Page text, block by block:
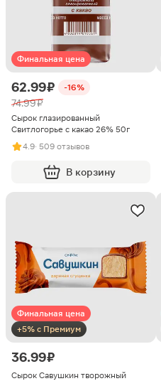
Финальная цена
62.99 ₽ -16%
74.99 ₽
Сырок глазированный
Свитлогорье с какао 26% 50г
4.9· 509 отзывов
В корзину
Финальная цена
+5% с Премиум
36.99 ₽
Сырок Савушкин творожный